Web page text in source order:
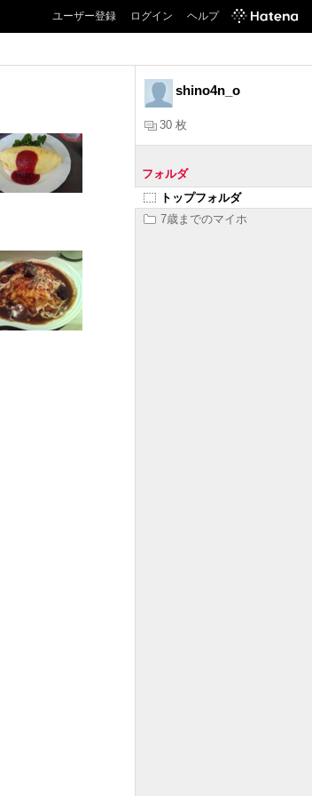
ユーザー登録 ログイン ヘルプ
shino4n_o
30 枚
フォルダ
トップフォルダ
7歳までのマイホ